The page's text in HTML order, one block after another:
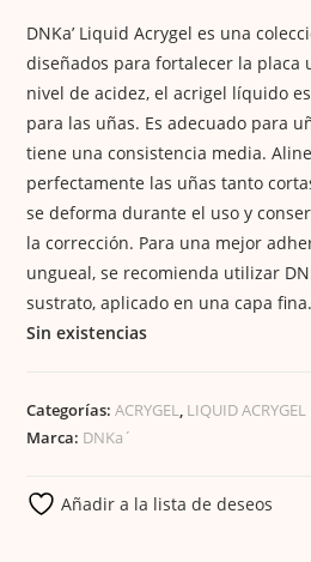
DNKa’ Liquid Acrygel es una
diseñados para fortalecer la placa
nivel de acidez, el acrigel líquido
para las uñas. Es adecuado para
tiene una consistencia media.
perfectamente las uñas tanto
se deforma durante el uso y
la corrección. Para una mejor
ungueal, se recomienda utilizar
sustrato, aplicado en una capa fina.
Sin existencias
Categorías:ACRYGEL, LIQUID ACRYGEL
Marca: DNKa´
Añadir a la lista de deseos